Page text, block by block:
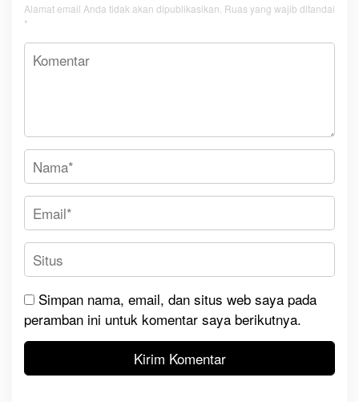
Alamat email Anda tidak akan dipublikasikan. Ruas yang wajib ditandai
*
Simpan nama, email, dan situs web saya pada
peramban ini untuk komentar saya berikutnya.